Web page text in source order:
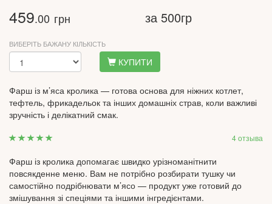
459.00 грн за 500гр
ВИБЕРІТЬ БАЖАНУ КІЛЬКІСТЬ
КУПИТИ
Фарш із м’яса кролика — готова основа для ніжних котлет,
тефтель, фрикадельок та інших домашніх страв, коли важливі
зручність і делікатний смак.
4 отзыва
Фарш із кролика допомагає швидко урізноманітнити
повсякденне меню. Вам не потрібно розбирати тушку чи
самостійно подрібнювати м’ясо — продукт уже готовий до
змішування зі спеціями та іншими інгредієнтами.